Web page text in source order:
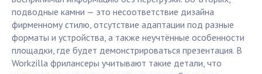
подводные камни — это несоответствие дизайна
фирменному стилю, отсутствие адаптации под разные
форматы и устройства, а также неучтённые особенности
площадки, где будет демонстрироваться презентация. В
Workzilla фрилансеры учитывают такие детали, что